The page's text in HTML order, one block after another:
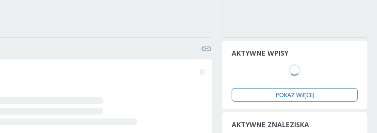
AKTYWNE WPISY
POKAŻ WIĘCEJ
AKTYWNE ZNALEZISKA